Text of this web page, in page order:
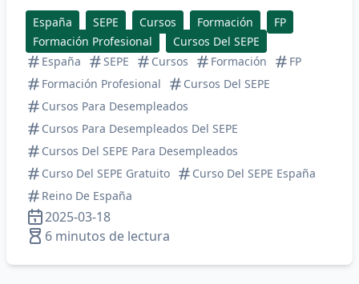
España SEPE Cursos Formación
FP
Formación Profesional
Cursos Del SEPE
España
SEPE Cursos Formación
FP
Formación Profesional
Cursos Del SEPE
Cursos Para Desempleados
Cursos Para Desempleados Del SEPE
Cursos Del SEPE Para Desempleados
Curso Del SEPE Gratuito
Curso Del SEPE España
Reino De España
2025-03-18
6 minutos de lectura